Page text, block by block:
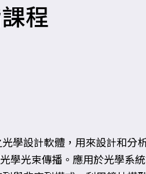
程
學設計軟體，用來設計和
學光束傳播。應用於光學系